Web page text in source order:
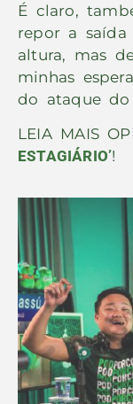
É claro,
repor a
altura, mas
minhas
do ataque do
LEIA MAIS
ESTAGIÁRIO’!